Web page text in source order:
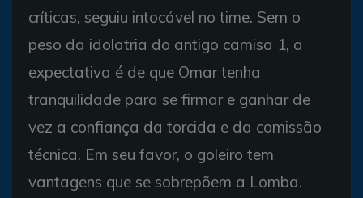
críticas, seguiu intocável no time. Sem o
peso da idolatria do antigo camisa 1, a
expectativa é de que Omar tenha
tranquilidade para se firmar e ganhar de
vez a confiança da torcida e da comissão
técnica. Em seu favor, o goleiro tem
vantagens que se sobrepõem a Lomba.